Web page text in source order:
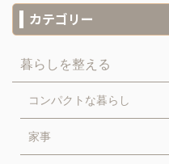
カテゴリー
暮らしを整える
コンパクトな暮らし
家事